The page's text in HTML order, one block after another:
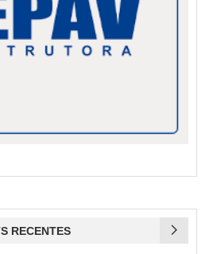
RECENTES